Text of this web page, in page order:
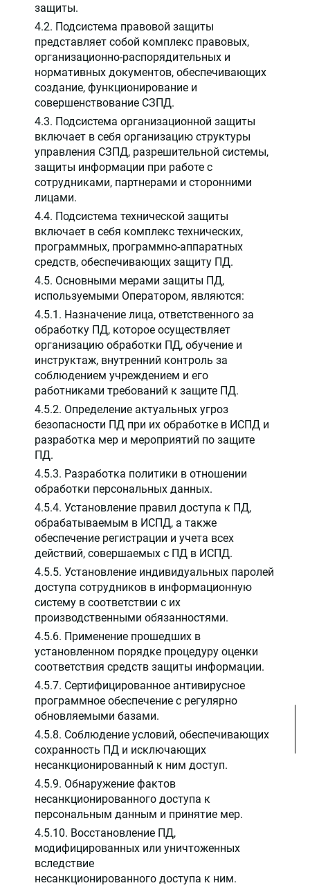
защиты.
4.2. Подсистема правовой защиты
представляет собой комплекс правовых,
организационно-распорядительных и
нормативных документов, обеспечивающих
создание, функционирование и
совершенствование СЗПД.
4.3. Подсистема организационной защиты
включает в себя организацию структуры
управления СЗПД, разрешительной системы,
защиты информации при работе с
сотрудниками, партнерами и сторонними
лицами.
4.4. Подсистема технической защиты
включает в себя комплекс технических,
программных, программно-аппаратных
средств, обеспечивающих защиту ПД.
4.5. Основными мерами защиты ПД,
используемыми Оператором, являются:
4.5.1. Назначение лица, ответственного за
обработку ПД, которое осуществляет
организацию обработки ПД, обучение и
инструктаж, внутренний контроль за
соблюдением учреждением и его
работниками требований к защите ПД.
4.5.2. Определение актуальных угроз
безопасности ПД при их обработке в ИСПД и
разработка мер и мероприятий по защите
ПД.
4.5.3. Разработка политики в отношении
обработки персональных данных.
4.5.4. Установление правил доступа к ПД,
обрабатываемым в ИСПД, а также
обеспечение регистрации и учета всех
действий, совершаемых с ПД в ИСПД.
4.5.5. Установление индивидуальных паролей
доступа сотрудников в информационную
систему в соответствии с их
производственными обязанностями.
4.5.6. Применение прошедших в
установленном порядке процедуру оценки
соответствия средств защиты информации.
4.5.7. Сертифицированное антивирусное
программное обеспечение с регулярно
обновляемыми базами.
4.5.8. Соблюдение условий, обеспечивающих
сохранность ПД и исключающих
несанкционированный к ним доступ.
4.5.9. Обнаружение фактов
несанкционированного доступа к
персональным данным и принятие мер.
4.5.10. Восстановление ПД,
модифицированных или уничтоженных
вследствие
несанкционированного доступа к ним.